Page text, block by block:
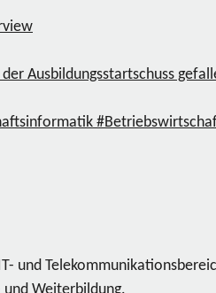
Ausbildungsstartschuss
und